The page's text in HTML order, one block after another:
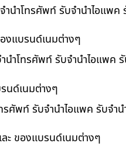
นำโทรศัพท์ รับจำนำไอแพค
งแบรนด์เนมต่างๆ
ำโทรศัพท์ รับจำนำไอแพค
นด์เนมต่างๆ
ศัพท์ รับจำนำไอแพค รับจำ
ะ ของแบรนด์เนมต่างๆ